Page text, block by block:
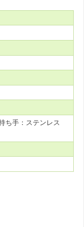
ち手：ステンレス